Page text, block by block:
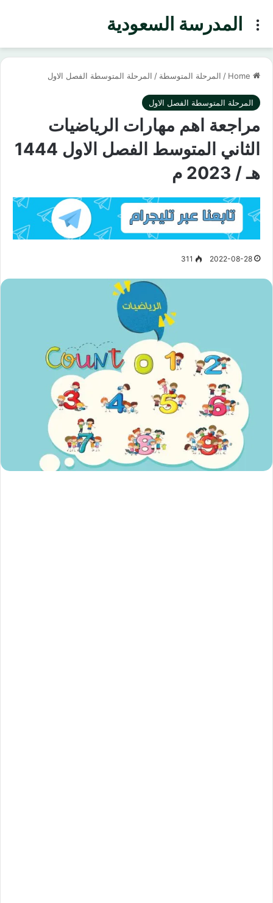
المدرسة السعوديةMenu
/ المرحلة المتوسطة / المرحلة المتوسطة الفصل الاول
المرحلة المتوسطة الفصل الاول
مراجعة اهم مهارات الرياضيات
الثاني المتوسط الفصل الاول 1444
هـ / 2023 م
2022-08-28
311